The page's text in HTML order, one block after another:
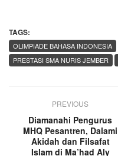
TAGS:
OLIMPIADE BAHASA INDONESIA
PRESTASI SMA NURIS JEMBER
PREVIOUS
Diamanahi Pengurus
MHQ Pesantren, Dalami
Akidah dan Filsafat
Islam di Ma’had Aly